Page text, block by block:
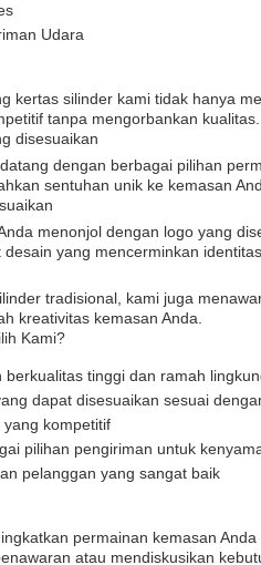
Udara
kertas silinder kami tidak hanya
tanpa mengorbankan kualitas.
disesuaikan
dengan berbagai pilihan
sentuhan unik ke kemasan
menonjol dengan logo yang
yang mencerminkan
tradisional, kami juga
kreativitas kemasan Anda.
Kami?
berkualitas tinggi dan ramah
dapat disesuaikan sesuai
yang kompetitif
pilihan pengiriman untuk
pelanggan yang sangat baik
permainan kemasan
atau mendiskusikan